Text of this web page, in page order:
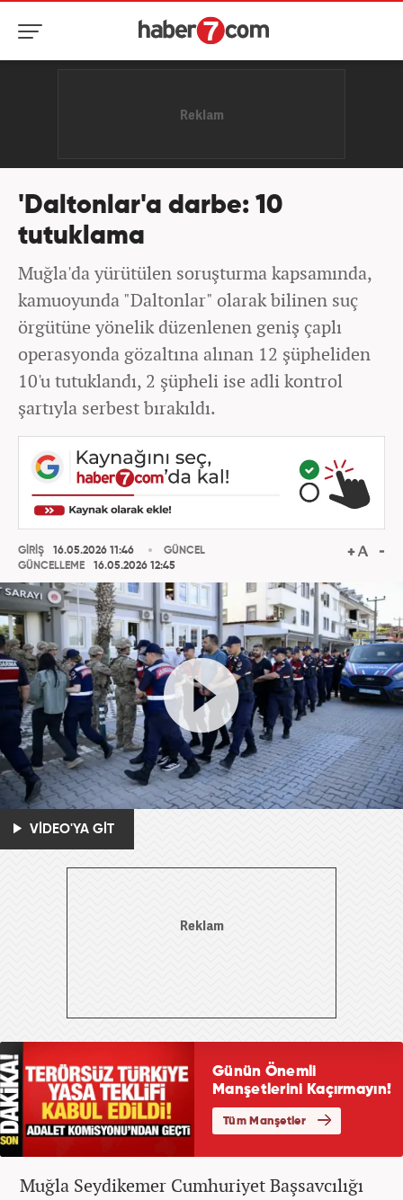
'Daltonlar'a darbe: 10
tutuklama
Muğla'da yürütülen soruşturma kapsamında,
kamuoyunda "Daltonlar" olarak bilinen suç
örgütüne yönelik düzenlenen geniş çaplı
operasyonda gözaltına alınan 12 şüpheliden
10'u tutuklandı, 2 şüpheli ise adli kontrol
şartıyla serbest bırakıldı.
GİRİŞ
16.05.2026 11:46
GÜNCELLEME
16.05.2026 12:45
GÜNCEL
VİDEO'YA GİT
Muğla Seydikemer Cumhuriyet Başsavcılığı